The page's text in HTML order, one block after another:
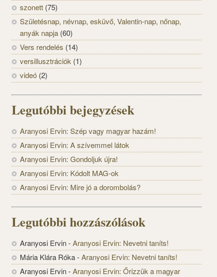
szonett (75)
Születésnap, névnap, esküvő, Valentin-nap, nőnap,
anyák napja (60)
Vers rendelés (14)
versillusztrációk (1)
videó (2)
Legutóbbi bejegyzések
Aranyosi Ervin: Szép vagy magyar hazám!
Aranyosi Ervin: A szívemmel látok
Aranyosi Ervin: Gondoljuk újra!
Aranyosi Ervin: Kódolt MAG-ok
Aranyosi Ervin: Mire jó a dorombolás?
Legutóbbi hozzászólások
Aranyosi Ervin-Aranyosi Ervin: Nevetni taníts!
Mária Klára Róka-Aranyosi Ervin: Nevetni taníts!
Aranyosi Ervin-Aranyosi Ervin: Őrizzük a magyar